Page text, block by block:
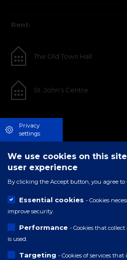
Rent:
The Old Town Hall
St. John's Centre
Privacy
settings
We use cookies on this
user experience
By clicking the Accept button, you agree to
Essential cookies - Cookies
improve security.
Performance - Cookies that
is used.
Targeting - Cookies of services